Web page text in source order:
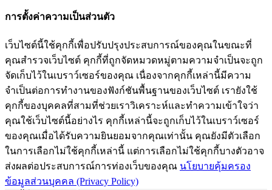
การตั้งค่าความเป็นส่วนตัว
เว็บไซต์นี้ใช้คุกกี้เพื่อปรับปรุงประสบการณ์ของคุณในขณะที่
คุณสำรวจเว็บไซต์ คุกกี้ที่ถูกจัดหมวดหมู่ตามความจำเป็นจะถูก
จัดเก็บไว้ในเบราว์เซอร์ของคุณ เนื่องจากคุกกี้เหล่านี้มีความ
จำเป็นต่อการทำงานของฟังก์ชันพื้นฐานของเว็บไซต์ เรายังใช้
คุกกี้ของบุคคลที่สามที่ช่วยเราวิเคราะห์และทำความเข้าใจว่า
คุณใช้เว็บไซต์นี้อย่างไร คุกกี้เหล่านี้จะถูกเก็บไว้ในเบราว์เซอร์
ของคุณเมื่อได้รับความยินยอมจากคุณเท่านั้น คุณยังมีตัวเลือก
ในการเลือกไม่ใช้คุกกี้เหล่านี้ แต่การเลือกไม่ใช้คุกกี้บางตัวอาจ
ส่งผลต่อประสบการณ์การท่องเว็บของคุณ นโยบายคุ้มครอง
ข้อมูลส่วนบุคคล (Privacy Policy)